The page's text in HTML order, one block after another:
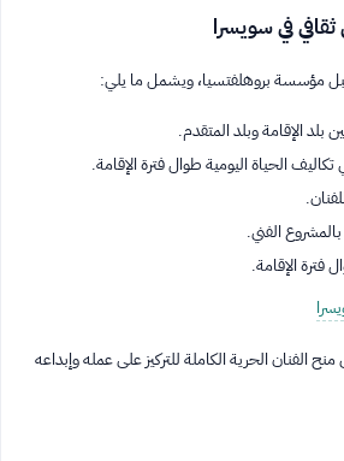
ثقافي في سويسرا
مؤسسة بروهلفتسيا، ويشمل ما يلي:
بلد الإقامة وبلد المتقدم.
الحياة اليومية طوال فترة الإقامة.
الفني.
الإقامة.
الفنان الحرية الكاملة للتركيز على عمله وإبداعه